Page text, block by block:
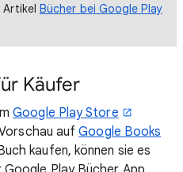
ArtikelBücher bei Google Play
Käufer
Google Play Store
aufGoogle Books
kaufen, können sie es